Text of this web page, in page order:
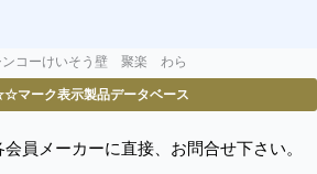
ンコーけいそう壁 聚楽 わら
ーク表示製品データベース
員メーカーに直接、お問合せ下さい。